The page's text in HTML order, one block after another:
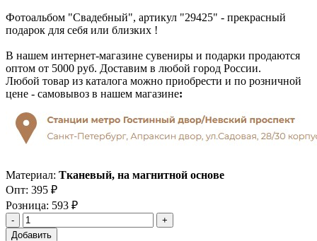
Фотоальбом "Свадебный", артикул "29425" - прекрасный
подарок для себя или близких !
В нашем интернет-магазине сувениры и подарки продаются
оптом от 5000 руб. Доставим в любой город России.
Любой товар из каталога можно приобрести и по розничной
цене - самовывоз в нашем магазине:
Материал: Тканевый, на магнитной основе
Опт: 395 ₽
Розница: 593 ₽
Добавить